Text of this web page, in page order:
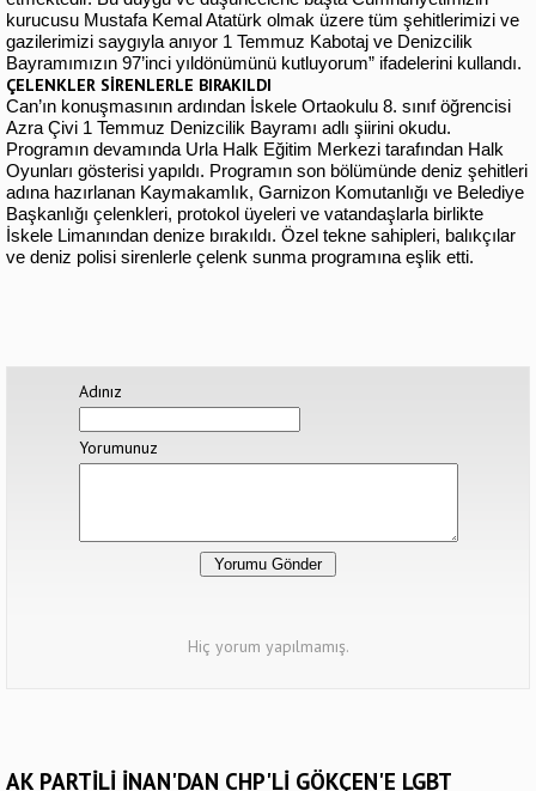
kurucusu Mustafa Kemal Atatürk olmak üzere tüm şehitlerimizi ve
gazilerimizi saygıyla anıyor 1 Temmuz Kabotaj ve Denizcilik
Bayramımızın 97’inci yıldönümünü kutluyorum” ifadelerini kullandı.
ÇELENKLER SİRENLERLE BIRAKILDI
Can’ın konuşmasının ardından İskele Ortaokulu 8. sınıf öğrencisi
Azra Çivi 1 Temmuz Denizcilik Bayramı adlı şiirini okudu.
Programın devamında Urla Halk Eğitim Merkezi tarafından Halk
Oyunları gösterisi yapıldı. Programın son bölümünde deniz şehitleri
adına hazırlanan Kaymakamlık, Garnizon Komutanlığı ve Belediye
Başkanlığı çelenkleri, protokol üyeleri ve vatandaşlarla birlikte
İskele Limanından denize bırakıldı. Özel tekne sahipleri, balıkçılar
ve deniz polisi sirenlerle çelenk sunma programına eşlik etti.
Adınız
Yorumunuz
Hiç yorum yapılmamış.
AK PARTİLİ İNAN'DAN CHP'Lİ GÖKÇEN'E LGBT